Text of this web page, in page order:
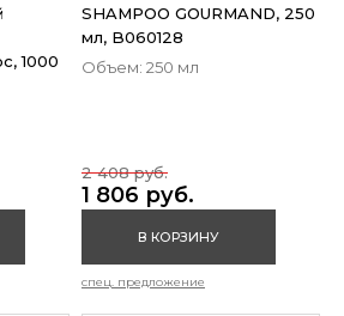
1000
SHAMPOO GOURMAND, 250
мл, B060128
Объем: 250 мл
1 806 руб.
2 408 руб.
В КОРЗИНУ
спец. предложение